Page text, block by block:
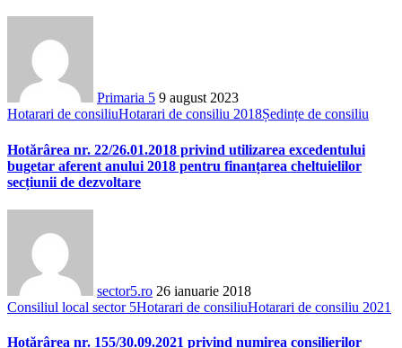
Primaria 5 9 august 2023
Hotarari de consiliuHotarari de consiliu 2018Ședințe de consiliu
Hotărârea nr. 22/26.01.2018 privind utilizarea excedentului
bugetar aferent anului 2018 pentru finanțarea cheltuielilor
secțiunii de dezvoltare
sector5.ro 26 ianuarie 2018
Consiliul local sector 5Hotarari de consiliuHotarari de consiliu 2021
Hotărârea nr. 155/30.09.2021 privind numirea consilierilor